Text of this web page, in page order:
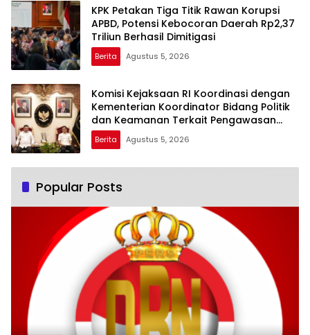
KPK Petakan Tiga Titik Rawan Korupsi
APBD, Potensi Kebocoran Daerah Rp2,37
Triliun Berhasil Dimitigasi
Berita Agustus 5, 2026
Komisi Kejaksaan RI Koordinasi dengan
Kementerian Koordinator Bidang Politik
dan Keamanan Terkait Pengawasan
Penanganan Perkara Dugaan Korupsi
dan TPPU Mantan Jampidsus, FA
Berita Agustus 5, 2026
Popular Posts